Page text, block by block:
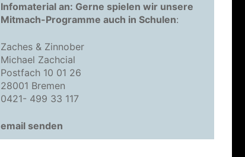
Infomaterial an: Gerne spielen wir unsere
Mitmach-Programme auch in Schulen:
Zaches & Zinnober
Michael Zachcial
Postfach 10 01 26
28001 Bremen
0421- 499 33 117
email senden